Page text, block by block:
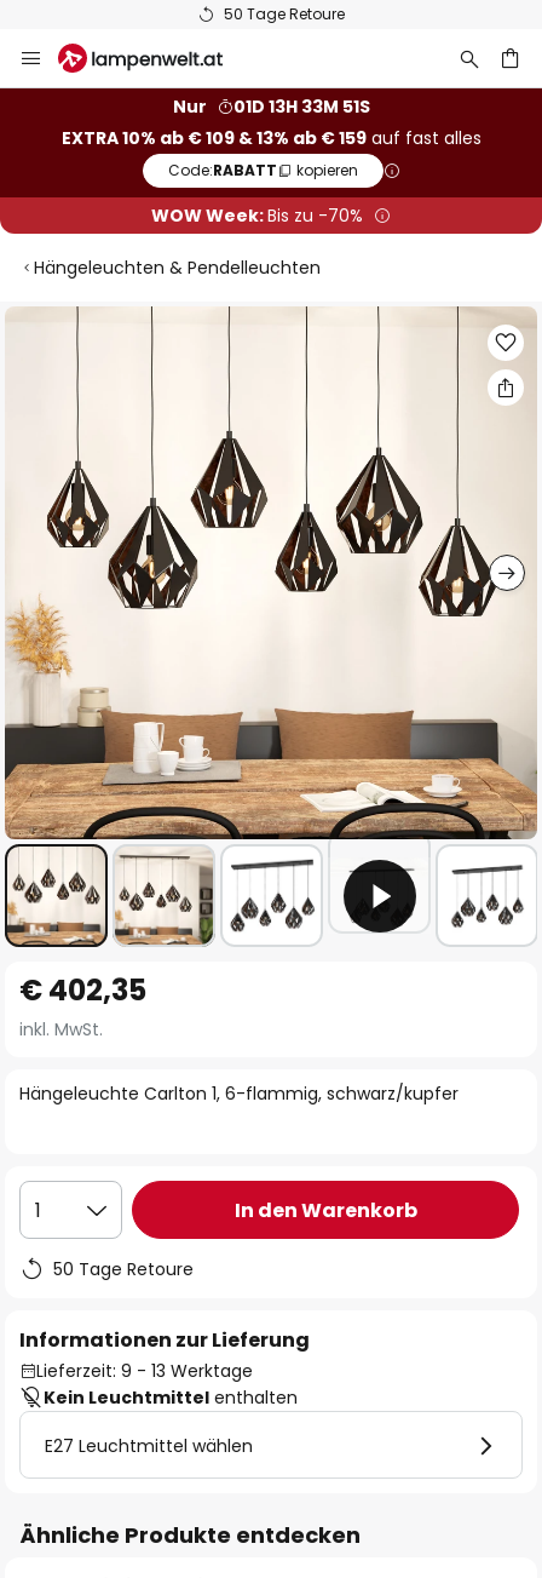
50 Tage Retoure
Inhalt
Nur
01D 13H 33M 51S
EXTRA 10% ab € 109 & 13% ab € 159auf fast alles
Code:RABATT kopieren
WOW Week:Bis zu -70%
Hängeleuchten & Pendelleuchten
Zum
springen
Anfang
der
springen
Hängeleuchte Carlton 1, 6-flammig, schwarz/kupfer
€ 402,35
inkl. MwSt.
1 In den Warenkorb
50 Tage Retoure
Informationen zur Lieferung
Lieferzeit: 9 - 13 Werktage
Kein Leuchtmittel enthalten
E27 Leuchtmittel wählen
Ähnliche Produkte entdecken